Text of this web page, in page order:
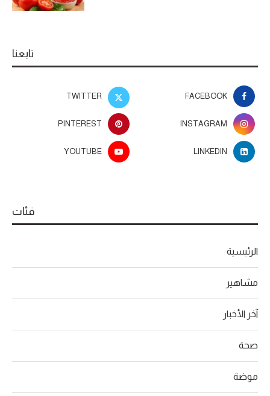
تابعنا
FACEBOOK
TWITTER
INSTAGRAM
PINTEREST
LINKEDIN
YOUTUBE
فئات
الرئيسية
مشاهير
آخر الأخبار
صحة
موضة